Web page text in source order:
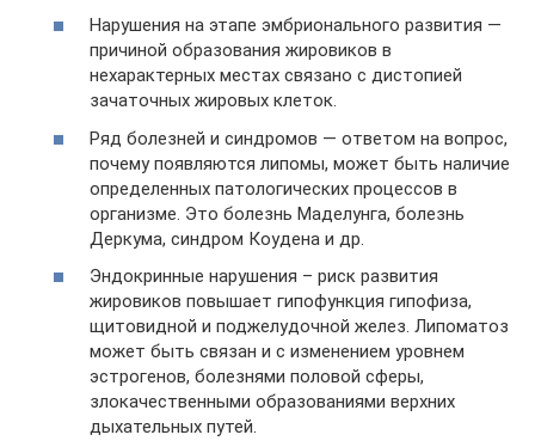
Нарушения на этапе эмбрионального развития —
причиной образования жировиков в
нехарактерных местах связано с дистопией
зачаточных жировых клеток.
Ряд болезней и синдромов — ответом на вопрос,
почему появляются липомы, может быть наличие
определенных патологических процессов в
организме. Это болезнь Маделунга, болезнь
Деркума, синдром Коудена и др.
Эндокринные нарушения – риск развития
жировиков повышает гипофункция гипофиза,
щитовидной и поджелудочной желез. Липоматоз
может быть связан и с изменением уровнем
эстрогенов, болезнями половой сферы,
злокачественными образованиями верхних
дыхательных путей.